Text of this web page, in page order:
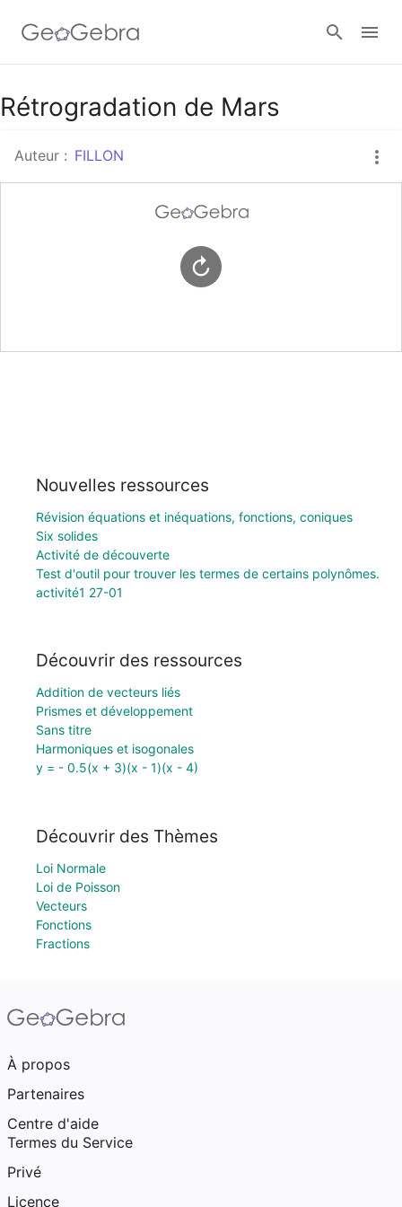
Google Classroom
Classe GeoGebra
Rétrogradation de Mars
Auteur : FILLON
Nouvelles ressources
Révision équations et inéquations, fonctions, coniques
Six solides
Activité de découverte
Test d'outil pour trouver les termes de certains polynômes.
activité1 27-01
Découvrir des ressources
Addition de vecteurs liés
Prismes et développement
Sans titre
Harmoniques et isogonales
y = - 0.5(x + 3)(x - 1)(x - 4)
Découvrir des Thèmes
Loi Normale
Loi de Poisson
Vecteurs
Fonctions
Fractions
À propos
Partenaires
Centre d'aide
Termes du Service
Privé
Licence